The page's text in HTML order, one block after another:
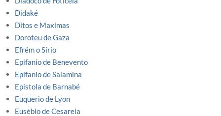
Didaké
Ditos e Maximas
Doroteu de Gaza
Efrém o Sírio
Epifanio de Benevento
Epifanio de Salamina
Epistola de Barnabé
Euquerio de Lyon
Eusébio de Cesareia